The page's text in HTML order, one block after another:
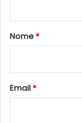
r
*
Nome*
Email*